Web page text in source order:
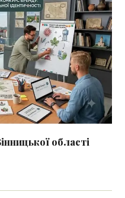
області